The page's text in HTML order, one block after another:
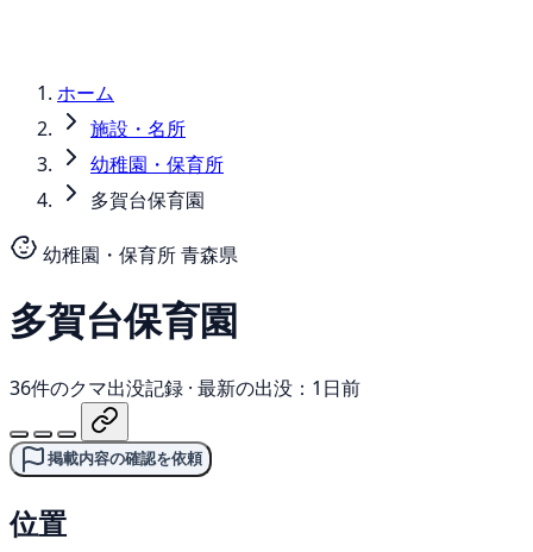
ホーム
施設・名所
幼稚園・保育所
多賀台保育園
幼稚園・保育所青森県
多賀台保育園
36件のクマ出没記録 · 最新の出没：1日前
掲載内容の確認を依頼
位置